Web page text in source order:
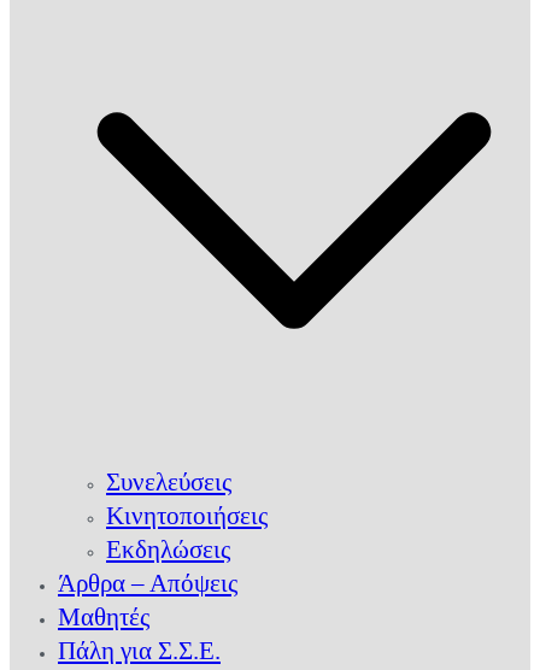
Συνελεύσεις
Κινητοποιήσεις
Εκδηλώσεις
Άρθρα – Απόψεις
Μαθητές
Πάλη για Σ.Σ.Ε.